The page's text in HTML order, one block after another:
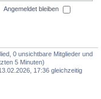
Angemeldet bleiben
0 unsichtbare Mitglieder und
5 Minuten)
17:36 gleichzeitig